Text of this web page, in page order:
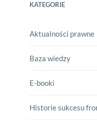
KATEGORIE
Aktualności prawne
Baza wiedzy
E-booki
Historie sukcesu